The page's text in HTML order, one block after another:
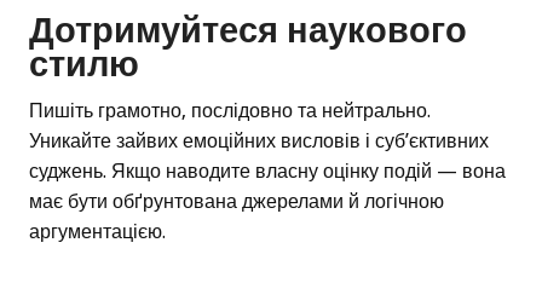
Дотримуйтеся наукового
стилю
Пишіть грамотно, послідовно та нейтрально.
Уникайте зайвих емоційних висловів і суб’єктивних
суджень. Якщо наводите власну оцінку подій — вона
має бути обґрунтована джерелами й логічною
аргументацією.